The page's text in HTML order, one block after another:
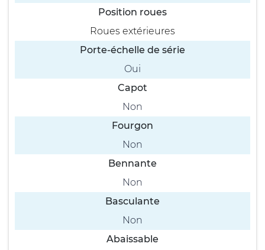
Position roues
Roues extérieures
Porte-échelle de série
Oui
Capot
Non
Fourgon
Non
Bennante
Non
Basculante
Non
Abaissable